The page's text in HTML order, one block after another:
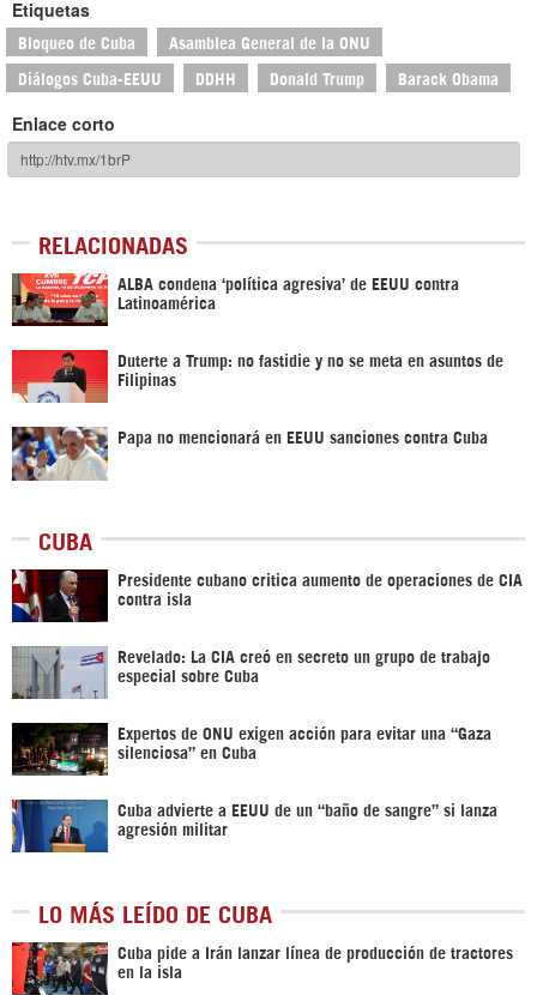
Etiquetas
Bloqueo de Cuba Asamblea General de la ONU
Diálogos Cuba-EEUU DDHH Donald Trump Barack Obama
Enlace corto
RELACIONADAS
ALBA condena ‘política agresiva’ de EEUU contra
Latinoamérica
Duterte a Trump: no fastidie y no se meta en asuntos de
Filipinas
Papa no mencionará en EEUU sanciones contra Cuba
CUBA
Presidente cubano critica aumento de operaciones de CIA
contra isla
Revelado: La CIA creó en secreto un grupo de trabajo
especial sobre Cuba
Expertos de ONU exigen acción para evitar una “Gaza
silenciosa” en Cuba
Cuba advierte a EEUU de un “baño de sangre” si lanza
agresión militar
LO MÁS LEÍDO DE CUBA
Cuba pide a Irán lanzar línea de producción de tractores
en la isla